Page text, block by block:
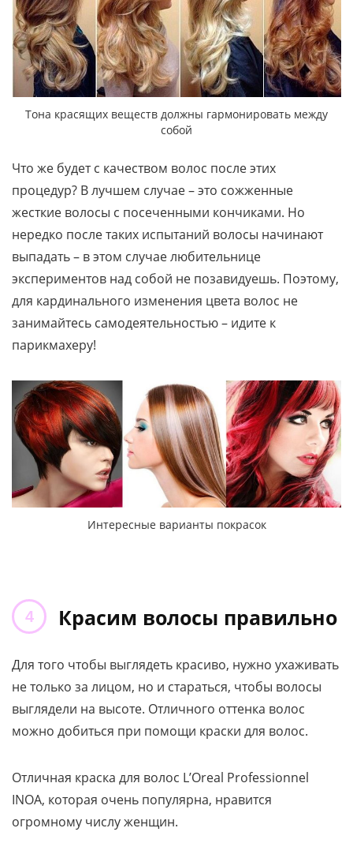
Тона красящих веществ должны гармонировать между
собой
Что же будет с качеством волос после этих
процедур? В лучшем случае – это сожженные
жесткие волосы с посеченными кончиками. Но
нередко после таких испытаний волосы начинают
выпадать – в этом случае любительнице
экспериментов над собой не позавидуешь. Поэтому,
для кардинального изменения цвета волос не
занимайтесь самодеятельностью – идите к
парикмахеру!
Интересные варианты покрасок
Красим волосы правильно
Для того чтобы выглядеть красиво, нужно ухаживать
не только за лицом, но и стараться, чтобы волосы
выглядели на высоте. Отличного оттенка волос
можно добиться при помощи краски для волос.
Отличная краска для волос L’Oreal Professionnel
INOA, которая очень популярна, нравится
огромному числу женщин.